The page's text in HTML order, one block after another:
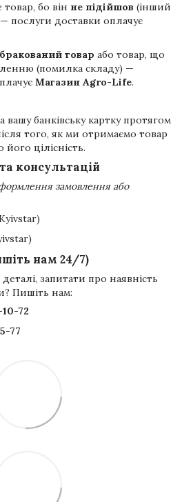
бо він не підійшов (інший
послуги доставки оплачує
бракований товар або товар, що
(помилка складу) —
Магазин Agro-Life.
банківську картку протягом
того, як ми отримаємо товар
цілісність.
консультацій
замовлення або
нам 24/7)
запитати про наявність
Пишіть нам:
72
77